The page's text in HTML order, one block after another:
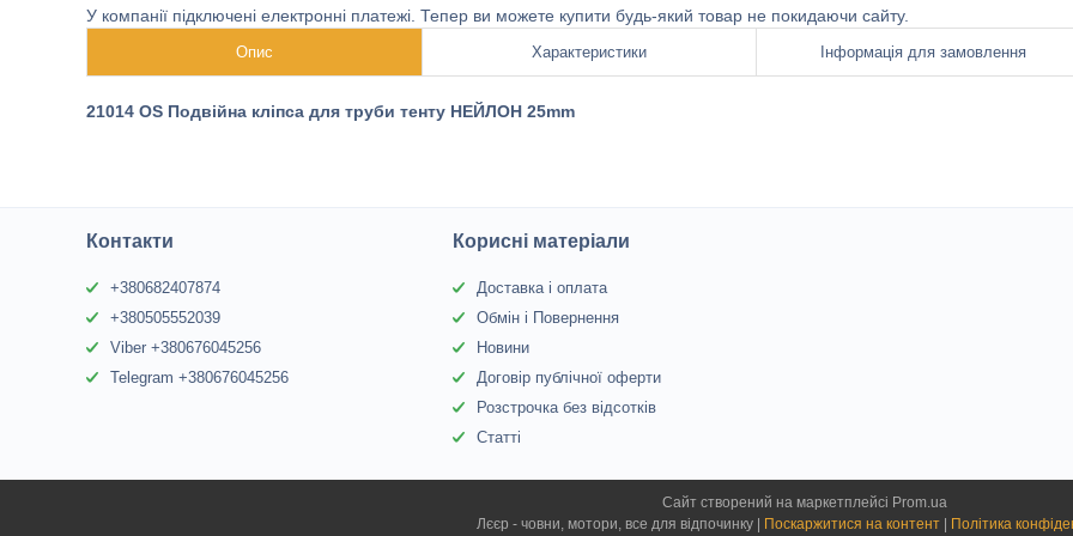
У компанії підключені електронні платежі. Тепер ви можете купити будь-який товар не покидаючи сайту.
Опис Характеристики Інформація для замовлення
21014 OS Подвійна кліпса для труби тенту НЕЙЛОН 25mm
Контакти
+380682407874
+380505552039
Viber +380676045256
Telegram +380676045256
Корисні матеріали
Доставка і оплата
Обмін і Повернення
Новини
Договір публічної оферти
Розстрочка без відсотків
Статті
Сайт створений на маркетплейсі Prom.ua
Поскаржитися на контент Політика